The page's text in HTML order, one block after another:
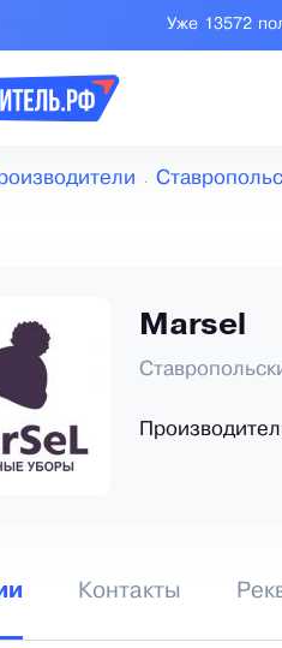
Уже 13572
Marsel
Контакты